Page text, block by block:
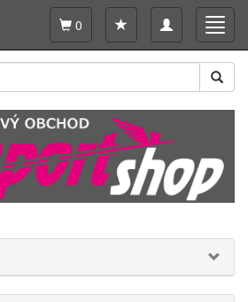
Toggle
navigation
0